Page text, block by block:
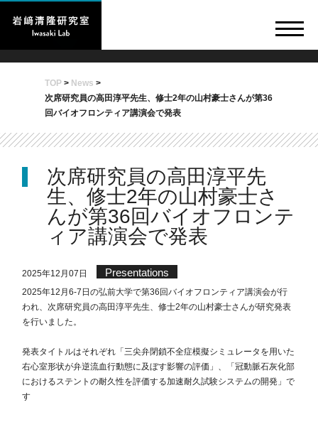
TOP> News >
次席研究員の高田淳平先生、修士2年の山村豪士さんが第36
回バイオフロンティア講演会で発表
次席研究員の高田淳平先
生、修士2年の山村豪士さ
んが第36回バイオフロンテ
ィア講演会で発表
2025年12月07日 Presentations
2025年12月6-7日の弘前大学で第36回バイオフロンティア講演会が行
われ、次席研究員の高田淳平先生、修士2年の山村豪士さんが研究発表
を行いました。
発表タイトルはそれぞれ「三尖弁閉鎖不全症模擬シミュレータを用いた
右心室形状が弁逆流血行動態に及ぼす影響の評価」、「冠動脈石灰化部
におけるステントの耐久性を評価する加速耐久試験システムの開発」で
す